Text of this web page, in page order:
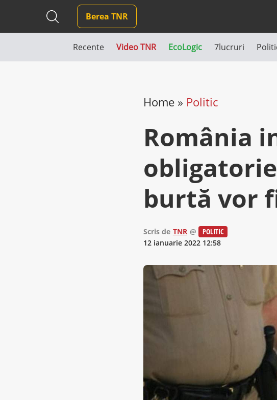
Berea TNR
Recente Video TNR EcoLogic 7lucruri
Home» Politic
România
burtă vor
Scris de TNR @
POLITIC
12 ianuarie 2022 12:58